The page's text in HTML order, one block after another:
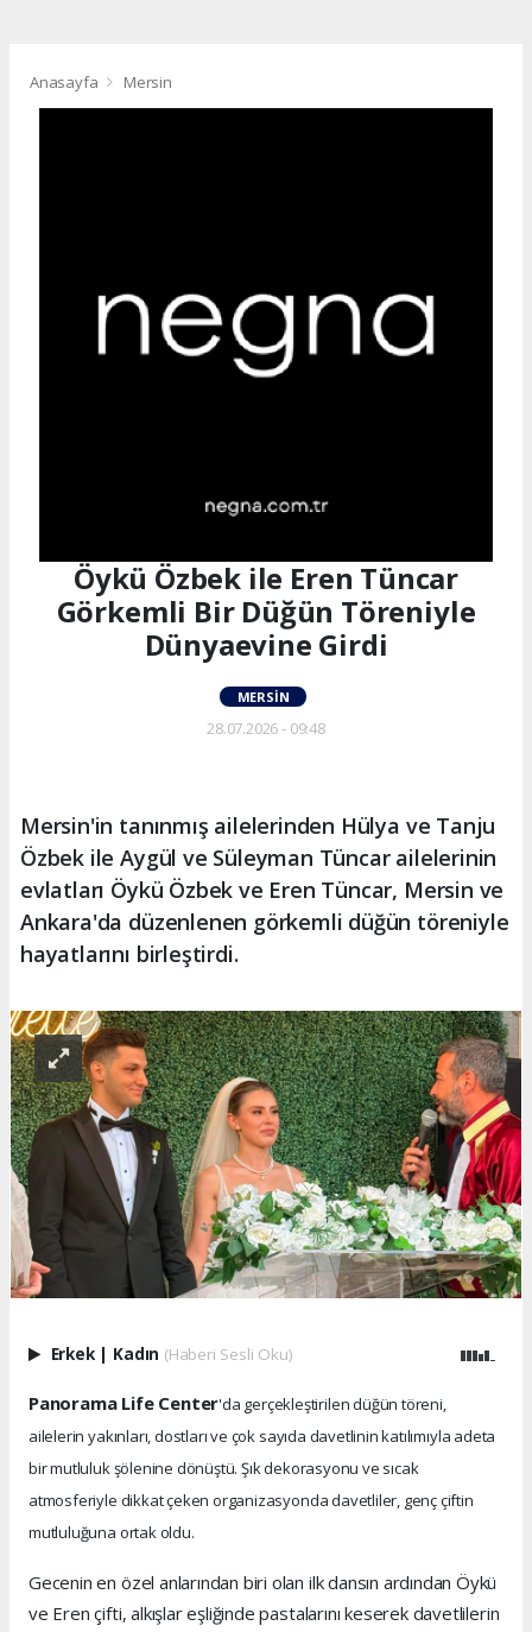
Anasayfa Mersin
Öykü Özbek ile Eren Tüncar
Görkemli Bir Düğün Töreniyle
Dünyaevine Girdi
MERSIN
28.07.2026 - 09:48
Mersin'in tanınmış ailelerinden Hülya ve Tanju
Özbek ile Aygül ve Süleyman Tüncar ailelerinin
evlatları Öykü Özbek ve Eren Tüncar, Mersin ve
Ankara'da düzenlenen görkemli düğün töreniyle
hayatlarını birleştirdi.
Erkek | Kadın (Haberi Sesli Oku)
Panorama Life Center'da gerçekleştirilen düğün töreni,
ailelerin yakınları, dostları ve çok sayıda davetlinin katılımıyla adeta
bir mutluluk şölenine dönüştü. Şık dekorasyonu ve sıcak
atmosferiyle dikkat çeken organizasyonda davetliler, genç çiftin
mutluluğuna ortak oldu.
Gecenin en özel anlarından biri olan ilk dansın ardından Öykü
ve Eren çifti, alkışlar eşliğinde pastalarını keserek davetlilerin